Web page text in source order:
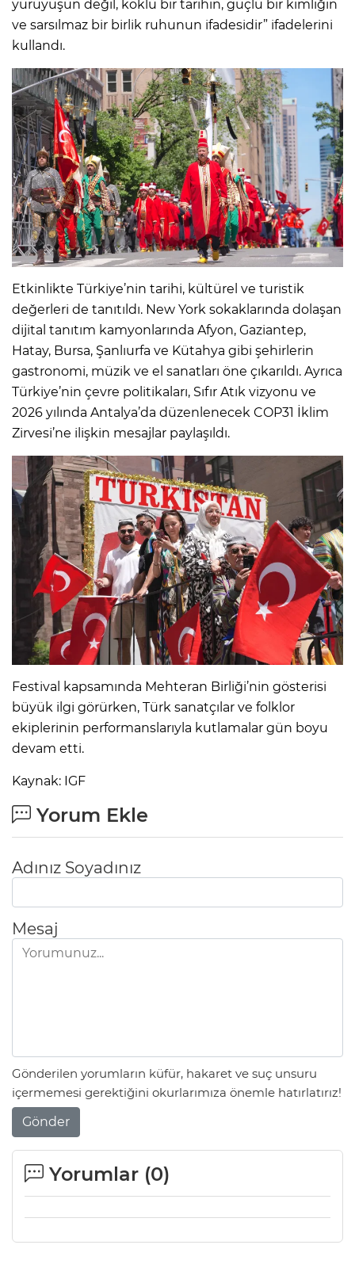
yürüyüşün değil, köklü bir tarihin, güçlü bir kimliğin
ve sarsılmaz bir birlik ruhunun ifadesidir” ifadelerini
kullandı.
Etkinlikte Türkiye’nin tarihi, kültürel ve turistik
değerleri de tanıtıldı. New York sokaklarında dolaşan
dijital tanıtım kamyonlarında Afyon, Gaziantep,
Hatay, Bursa, Şanlıurfa ve Kütahya gibi şehirlerin
gastronomi, müzik ve el sanatları öne çıkarıldı. Ayrıca
Türkiye’nin çevre politikaları, Sıfır Atık vizyonu ve
2026 yılında Antalya’da düzenlenecek COP31 İklim
Zirvesi’ne ilişkin mesajlar paylaşıldı.
Festival kapsamında Mehteran Birliği’nin gösterisi
büyük ilgi görürken, Türk sanatçılar ve folklor
ekiplerinin performanslarıyla kutlamalar gün boyu
devam etti.
Kaynak: IGF
Yorum Ekle
Adınız Soyadınız
Mesaj
Gönderilen yorumların küfür, hakaret ve suç unsuru
içermemesi gerektiğini okurlarımıza önemle hatırlatırız!
Gönder
Yorumlar (0)